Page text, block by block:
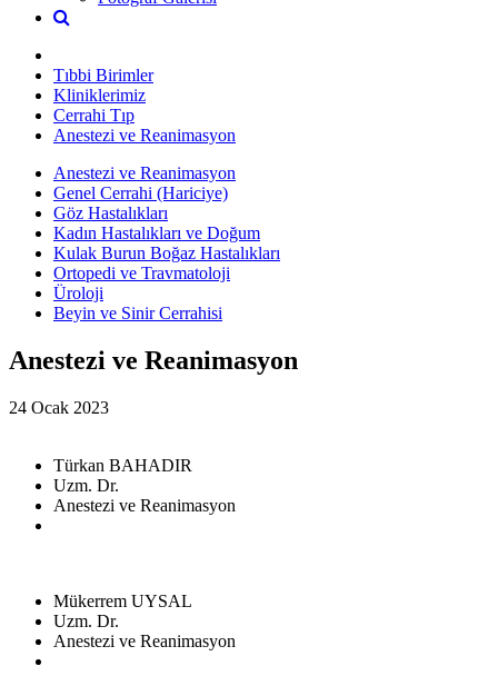
Tıbbi Birimler
Kliniklerimiz
Cerrahi Tıp
Anestezi ve Reanimasyon
Anestezi ve Reanimasyon
Genel Cerrahi (Hariciye)
Göz Hastalıkları
Kadın Hastalıkları ve Doğum
Kulak Burun Boğaz Hastalıkları
Ortopedi ve Travmatoloji
Üroloji
Beyin ve Sinir Cerrahisi
Anestezi ve Reanimasyon
24 Ocak 2023
Türkan BAHADIR
Uzm. Dr.
Anestezi ve Reanimasyon
Mükerrem UYSAL
Uzm. Dr.
Anestezi ve Reanimasyon